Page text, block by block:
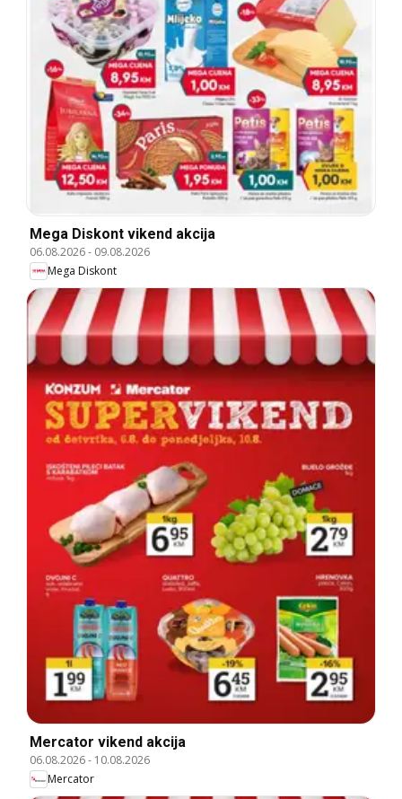
Mega Diskont vikend akcija
06.08.2026- 09.08.2026
Mega Diskont
Mercator vikend akcija
06.08.2026- 10.08.2026
Mercator